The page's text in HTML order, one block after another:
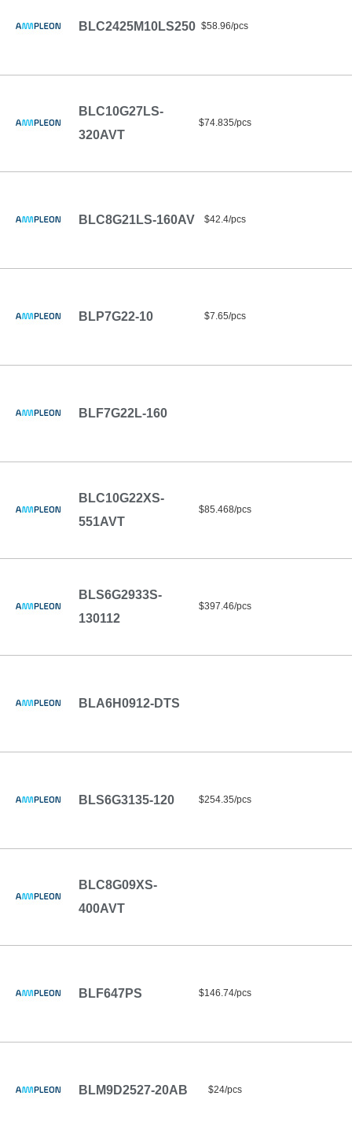
BLC2425M10LS250 $58.96/pcs
BLC10G27LS-
320AVT
$74.835/pcs
BLC8G21LS-160AV $42.4/pcs
BLP7G22-10 $7.65/pcs
BLF7G22L-160
BLC10G22XS-
551AVT
$85.468/pcs
BLS6G2933S-
130112
$397.46/pcs
BLA6H0912-DTS
BLS6G3135-120 $254.35/pcs
BLC8G09XS-
400AVT
BLF647PS $146.74/pcs
BLM9D2527-20AB $24/pcs